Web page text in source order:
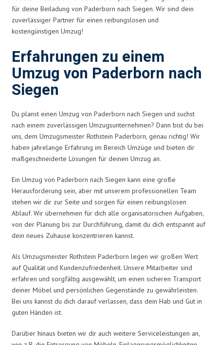
für deine Beiladung von Paderborn nach Siegen. Wir sind dein
zuverlässiger Partner für einen reibungslosen und
kostengünstigen Umzug!
Erfahrungen zu einem
Umzug von Paderborn nach
Siegen
Du planst einen Umzug von Paderborn nach Siegen und suchst
nach einem zuverlässigen Umzugsunternehmen? Dann bist du bei
uns, dem Umzugsmeister Rothstein Paderborn, genau richtig! Wir
haben jahrelange Erfahrung im Bereich Umzüge und bieten dir
maßgeschneiderte Lösungen für deinen Umzug an.
Ein Umzug von Paderborn nach Siegen kann eine große
Herausforderung sein, aber mit unserem professionellen Team
stehen wir dir zur Seite und sorgen für einen reibungslosen
Ablauf. Wir übernehmen für dich alle organisatorischen Aufgaben,
von der Planung bis zur Durchführung, damit du dich entspannt auf
dein neues Zuhause konzentrieren kannst.
Als Umzugsmeister Rothstein Paderborn legen wir großen Wert
auf Qualität und Kundenzufriedenheit. Unsere Mitarbeiter sind
erfahren und sorgfältig ausgewählt, um einen sicheren Transport
deiner Möbel und persönlichen Gegenstände zu gewährleisten.
Bei uns kannst du dich darauf verlassen, dass dein Hab und Gut in
guten Händen ist.
Darüber hinaus bieten wir dir auch weitere Serviceleistungen an,